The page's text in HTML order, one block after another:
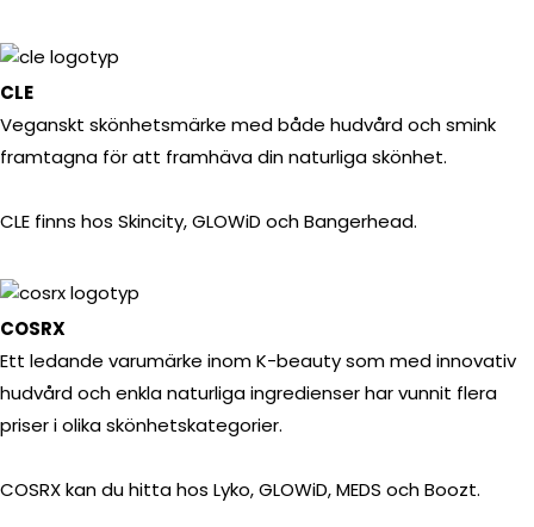
CLE
Veganskt skönhetsmärke med både hudvård och smink
framtagna för att framhäva din naturliga skönhet.
CLE finns hos Skincity, GLOWiD och Bangerhead.
COSRX
Ett ledande varumärke inom K-beauty som med innovativ
hudvård och enkla naturliga ingredienser har vunnit flera
priser i olika skönhetskategorier.
COSRX kan du hitta hos Lyko, GLOWiD, MEDS och Boozt.